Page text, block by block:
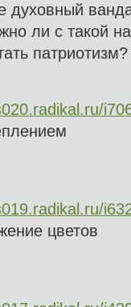
духовный
ли с такой
патриотизм?
цветов